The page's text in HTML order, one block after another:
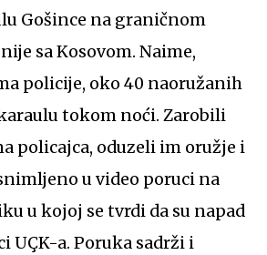
Gošince na graničnom
sa Kosovom. Naime,
policije, oko 40 naoružanih
tokom noći. Zarobili
policajca, oduzeli im oružje i
u video poruci na
u kojoj se tvrdi da su napad
UÇK-a. Poruka sadrži i